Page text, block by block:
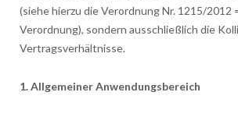
(siehe hierzu die Verordnung Nr. 1215/2012
Verordnung), sondern ausschließlich die
Vertragsverhältnisse.
1. Allgemeiner Anwendungsbereich